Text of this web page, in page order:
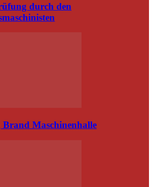
durch den
Brand Maschinenhalle